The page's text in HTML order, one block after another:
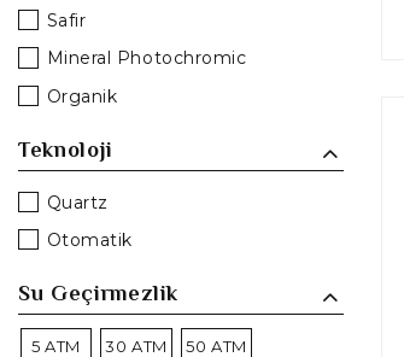
Safir
Mineral Photochromic
Organik
Teknoloji
Quartz
Otomatik
Su Geçirmezlik
5 ATM 30 ATM 50 ATM